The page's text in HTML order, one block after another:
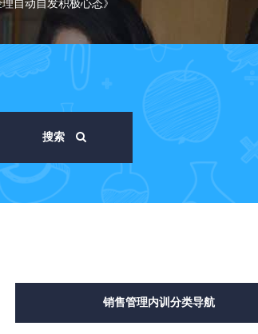
自动自发积极心态》
搜索
销售管理内训分类导航